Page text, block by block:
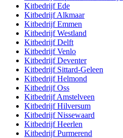
KitbedrijfEde
KitbedrijfAlkmaar
KitbedrijfEmmen
KitbedrijfWestland
KitbedrijfDelft
KitbedrijfVenlo
KitbedrijfDeventer
Kitbedrijf Sittard-Geleen
KitbedrijfHelmond
KitbedrijfOss
KitbedrijfAmstelveen
KitbedrijfHilversum
KitbedrijfNissewaard
KitbedrijfHeerlen
KitbedrijfPurmerend